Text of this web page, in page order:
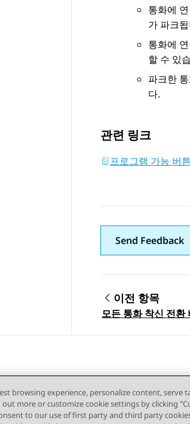
통화에
가 파크
통화에
할 수 있
파크한
다.
관련 링크
프로그램 가능 버
Send Feedback
Topic
이전 항목
모든 통화 착신 전환
browsing experience, personalize content, serve
more or customize cookie settings by clicking
to our use of first party and third party